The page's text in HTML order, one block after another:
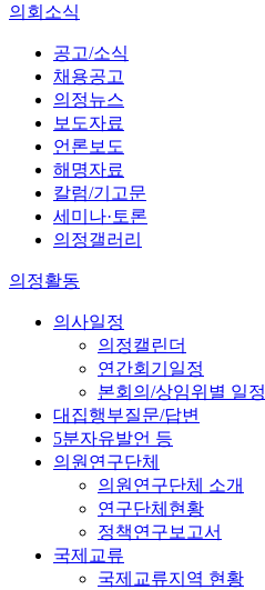
의회소식
공고/소식
채용공고
의정뉴스
보도자료
언론보도
해명자료
칼럼/기고문
세미나·토론
의정갤러리
의정활동
의사일정
의정캘린더
연간회기일정
본회의/상임위별 일정
대집행부질문/답변
5분자유발언 등
의원연구단체
의원연구단체 소개
연구단체현황
정책연구보고서
국제교류
국제교류지역 현황